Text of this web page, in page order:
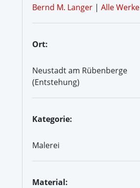
Bernd M. Langer | Alle Werke
Ort:
Neustadt am Rübenberge
(Entstehung)
Kategorie:
Malerei
Material: